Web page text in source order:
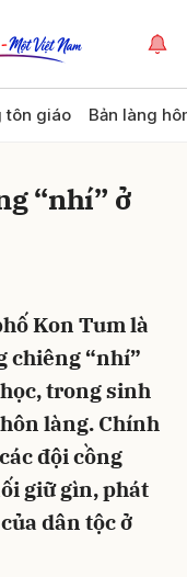
tôn giáo Bản làng
“nhí” ở
Kon Tum là
chiêng “nhí”
trong sinh
làng. Chính
đội cồng
giữ gìn, phát
dân tộc ở
Hủy Gửi